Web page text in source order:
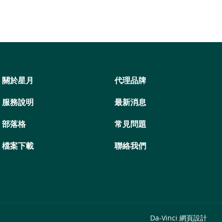
關於星月
代理品牌
服務說明
最新消息
部落格
常見問題
檔案下載
聯絡我們
Da-Vinci 網頁設計